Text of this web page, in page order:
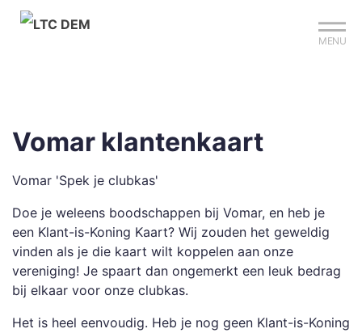
MENU
Vomar klantenkaart
Vomar 'Spek je clubkas'
Doe je weleens boodschappen bij Vomar, en heb je
een Klant-is-Koning Kaart? Wij zouden het geweldig
vinden als je die kaart wilt koppelen aan onze
vereniging! Je spaart dan ongemerkt een leuk bedrag
bij elkaar voor onze clubkas.
Het is heel eenvoudig. Heb je nog geen Klant-is-Koning